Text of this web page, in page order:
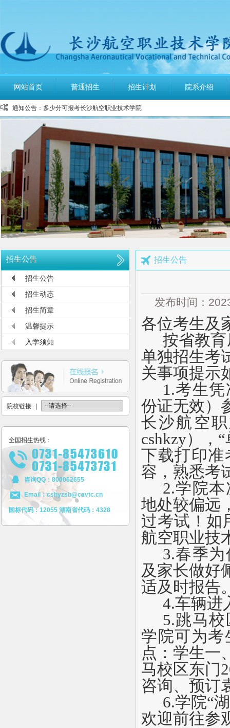
网站首页 普通招生 招生计划 院系介绍
通知公告：
公布2026年高考招生录取使用电话号码
长沙航空职业技术学院空中乘务、机场运行服务与管理报考须知
多少分可报考长沙航空职业技术学院
长沙航空职业技术学院2026年定向培养军士报考须知
长沙航空职业技术学院2026年报考指南
长沙航空职业技术学院2026年招生计划发布
长沙航空职业技术学院2026年招生章程
2026年单招录取分数线及录取名单公示
2026年单独招生一志愿考试成绩查询
关于参加2026年单独招生考试的温馨提示
公布2026年高考招生录取使用电话号码
长沙航空职业技术学院空中乘务、机场运行服务与管理报考须知
多少分可报考长沙航空职业技术学院
长沙航空职业技术学院2026年定向培养军士报考须知
长沙航空职业技术学院2026年报考指南
长沙航空职业技术学院2026年招生计划发布
长沙航空职业技术学院2026年招生章程
2026年单招录取分数线及录取名单公示
2026年单独招生一志愿考试成绩查询
关于参加2026年单独招生考试的温馨提示
招生公告
招生公告
招生动态
招生简章
温馨提示
入学须知
院校链接
全国招生热线：
咨询QQ：800062655
Email：cshyzsb@cavtc.cn
国标代码：12055 湖南省代码：4328
招生公告
发布时间：
各位考生及
按省教
单独招生考
关事项提示
1.考生
份证无效）
长沙航空
cshkzy），
下载打印准
容，熟悉考
2.学院
地处较偏远
过考试！如
航空职业技
3.春季
及家长做好
适及时报告
4.车辆进
5.跳马
学院可为
点：学生一
马校区东门
咨询、预订
6.学院“
欢迎前往参